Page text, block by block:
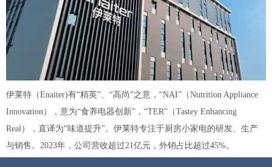
伊莱特（Enaiter)有“精英”、“高尚”之意，“NAI”（Nutrition Appliance
Innovation），意为“食养电器创新”，“TER”（Tastey Enhancing
Real），直译为“味道提升”。伊莱特专注于厨房小家电的研发、生产
与销售。2023年，公司营收超过21亿元，外销占比超过45%。